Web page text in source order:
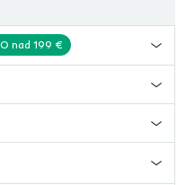
nad 199 €